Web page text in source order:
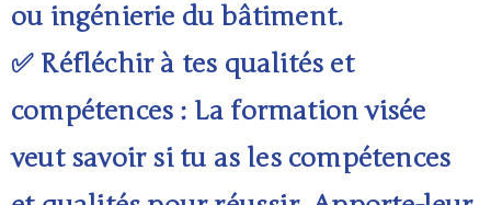
ou ingénierie du bâtiment.
✅ Réfléchir à tes qualités et
compétences : La formation visée
veut savoir si tu as les compétences